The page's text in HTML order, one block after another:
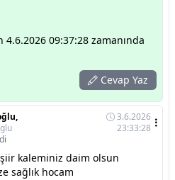
09:37:28 zamanında
Cevap Yaz
3.6.2026
23:33:28
kaleminiz daim olsun
sağlık hocam